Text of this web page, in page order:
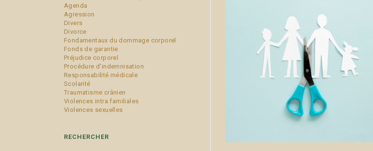
Agenda
Agression
Divers
Divorce
Fondamentaux du dommage corporel
Fonds de garantie
Préjudice corporel
Procédure d'indemnisation
Responsabilité médicale
Scolarité
Traumatisme crânien
Violences intra familiales
Violences sexuelles
RECHERCHER